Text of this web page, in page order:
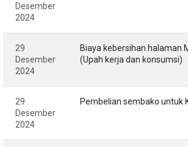
Desember
2024
29
Desember
2024
Biaya kebersihan halaman
(Upah kerja dan konsumsi)
29
Desember
2024
Pembelian sembako untuk